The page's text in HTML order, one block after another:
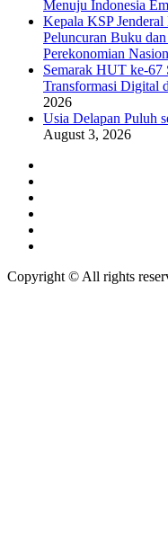
Menuju Indonesia
Kepala KSP
Peluncuran Buku
Perekonomian
Semarak HUT ke-
Transformasi Digital
2026
Usia Delapan Puluh
August 3, 2026
Copyright © All rights